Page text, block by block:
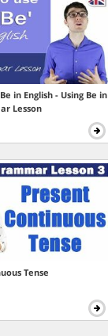
in English - Using Be in
Lesson
Tense